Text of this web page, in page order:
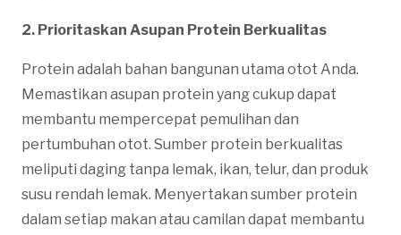
2. Prioritaskan Asupan Protein Berkualitas
Protein adalah bahan bangunan utama otot Anda.
Memastikan asupan protein yang cukup dapat
membantu mempercepat pemulihan dan
pertumbuhan otot. Sumber protein berkualitas
meliputi daging tanpa lemak, ikan, telur, dan produk
susu rendah lemak. Menyertakan sumber protein
dalam setiap makan atau camilan dapat membantu